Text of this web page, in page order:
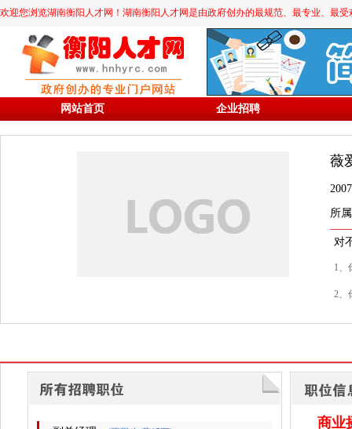
欢迎您浏览湖南衡阳人才网！湖南衡阳人才网是由政府创办的最规范、最专业、最
网站首页 企业招聘
薇
所
对
1、
2、
商业